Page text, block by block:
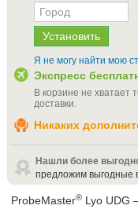
Я не могу найти мою
Экспресс
В корзине не хватает
доставки.
Никаких
Нашли более
предложим выгодные
ProbeMaster® Lyo UDG